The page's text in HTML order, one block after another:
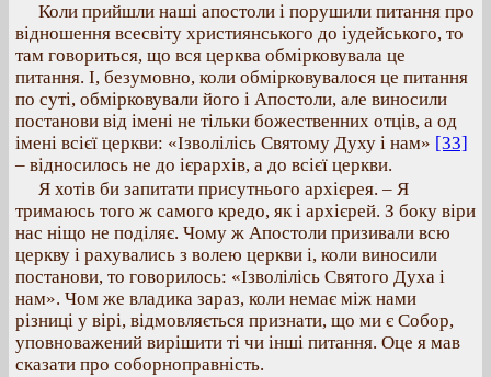
Коли прийшли наші апостоли і порушили питання про
відношення всесвіту християнського до іудейського, то
там говориться, що вся церква обмірковувала це
питання. І, безумовно, коли обмірковувалося це питання
по суті, обмірковували його і Апостоли, але виносили
постанови від імені не тільки божественних отців, а од
імені всієї церкви: «Ізволілісь Святому Духу і нам» [33]
– відносилось не до ієрархів, а до всієї церкви.
Я хотів би запитати присутнього архієрея. – Я
тримаюсь того ж самого кредо, як і архієрей. З боку віри
нас ніщо не поділяє. Чому ж Апостоли призивали всю
церкву і рахувались з волею церкви і, коли виносили
постанови, то говорилось: «Ізволілісь Святого Духа і
нам». Чом же владика зараз, коли немає між нами
різниці у вірі, відмовляється признати, що ми є Собор,
уповноважений вирішити ті чи інші питання. Оце я мав
сказати про соборноправність.